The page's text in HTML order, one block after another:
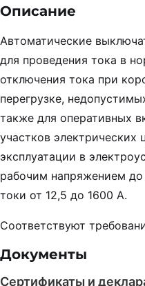
Описание
Автоматические
для проведения тока в
отключения тока при
перегрузке,
также для оперативных
участков электрических
эксплуатации в
рабочим напряжением
токи от 12,5 до 1600 А.
Соответствуют
Документы
Сертификаты и